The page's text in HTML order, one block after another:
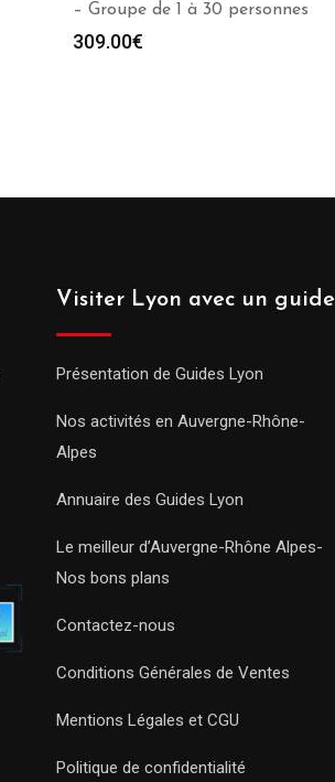
– Groupe de 1 à 30 personnes
309.00€
Visiter Lyon avec un guide
Présentation de Guides Lyon
Nos activités en Auvergne-Rhône-
Alpes
Annuaire des Guides Lyon
Le meilleur d’Auvergne-Rhône Alpes-
Nos bons plans
Contactez-nous
Conditions Générales de Ventes
Mentions Légales et CGU
Politique de confidentialité